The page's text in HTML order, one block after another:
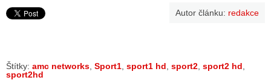
Autor článku: redakce
Štítky: amc networks Sport1 sport1 hd sport2 sport2 hd
sport2hd